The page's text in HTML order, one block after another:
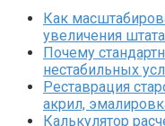
Как
увеличения штата
Почему
нестабильных
Реставрация
акрил,
Калькулятор